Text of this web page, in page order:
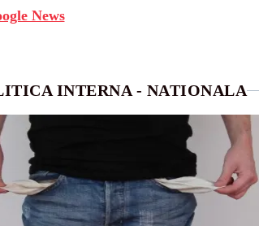
News
INTERNA - NATIONALA